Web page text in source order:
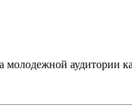
молодежной аудитории